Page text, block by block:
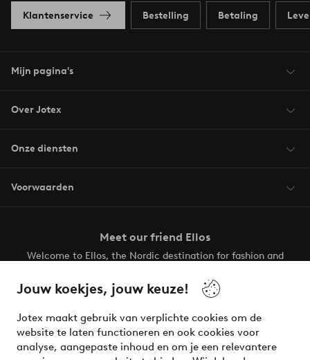
Jouw koekjes, jouw keuze!
Jotex maakt gebruik van verplichte cookies om de
website te laten functioneren en ook cookies voor
analyse, aangepaste inhoud en om je een relevantere
Klantenservice Bestelling Betaling
Mijn pagina's
Over Jotex
Onze diensten
Voorwaarden
Meet our friend Ellos
Welcome to Ellos, the Nordic destination for fashion and
your wardrobe. Your next inspiring look is here!